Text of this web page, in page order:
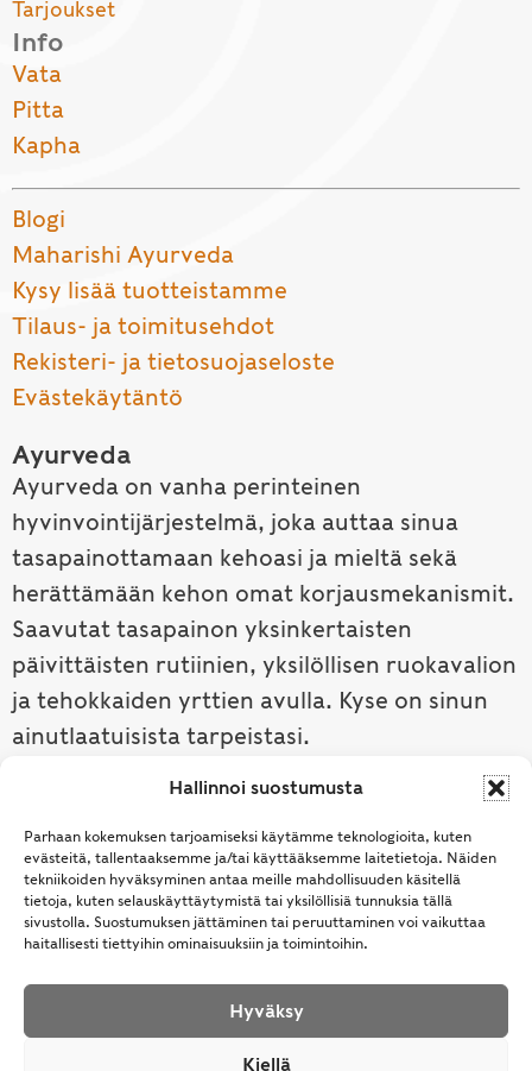
Hallinnoi suostumusta
Parhaan kokemuksen tarjoamiseksi käytämme teknologioita, kuten
evästeitä, tallentaaksemme ja/tai käyttääksemme laitetietoja. Näiden
tekniikoiden hyväksyminen antaa meille mahdollisuuden käsitellä
tietoja, kuten selauskäyttäytymistä tai yksilöllisiä tunnuksia tällä
sivustolla. Suostumuksen jättäminen tai peruuttaminen voi vaikuttaa
haitallisesti tiettyihin ominaisuuksiin ja toimintoihin.
Hyväksy
Kiellä
Tarjoukset
Info
Vata
Pitta
Kapha
Blogi
Maharishi Ayurveda
Kysy lisää tuotteistamme
Tilaus- ja toimitusehdot
Rekisteri- ja tietosuojaseloste
Evästekäytäntö
Ayurveda
Ayurveda on vanha perinteinen
hyvinvointijärjestelmä, joka auttaa sinua
tasapainottamaan kehoasi ja mieltä sekä
herättämään kehon omat korjausmekanismit.
Saavutat tasapainon yksinkertaisten
päivittäisten rutiinien, yksilöllisen ruokavalion
ja tehokkaiden yrttien avulla. Kyse on sinun
ainutlaatuisista tarpeistasi.
Tutustu ayurvedaan →
© Samhita | Ayurveda -tuotteita suomalaisille jo